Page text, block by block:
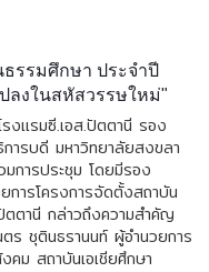
รรมศึกษา ประจำปี
ลงในสหัสวรรษใหม่"
งแรมซี.เอส.ปัตตานี รอง
ารบดี มหาวิทยาลัยสงขลา
การประชุม โดยมีรอง
การโครงการจัดตั้งสถาบัน
ตตานี กล่าวถึงความสำคัญ
ร ชุตินธรานนท์ ผู้อำนวยการ
ม สถาบันเอเชียศึกษา